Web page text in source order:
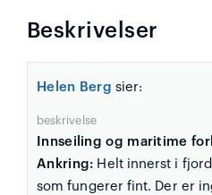
Beskrivelser
Helen Berg sier:
beskrivelse
Innseiling og maritime
Ankring: Helt innerst i
som fungerer fint. Der er